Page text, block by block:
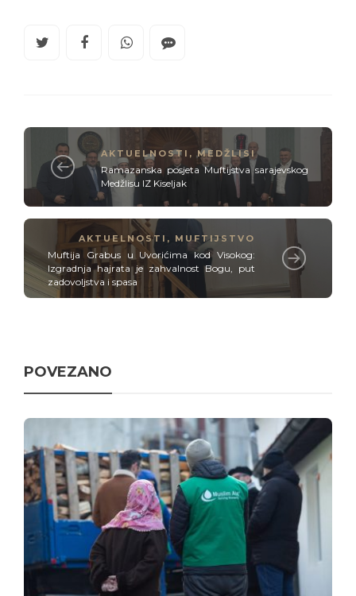
AKTUELNOSTI ,MEDŽLISI
Ramazanska posjeta Muftijstva sarajevskog
Medžlisu IZ Kiseljak
AKTUELNOSTI , MUFTIJSTVO
Muftija Grabus u Uvorićima kod Visokog:
Izgradnja hajrata je zahvalnost Bogu, put
zadovoljstva i spasa
POVEZANO